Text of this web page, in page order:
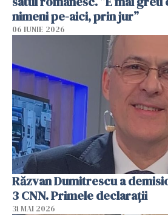
nimeni pe-aici, prin jur”
06 IUNIE 2026
Răzvan Dumitrescu a
3 CNN. Primele declarații
31 MAI 2026